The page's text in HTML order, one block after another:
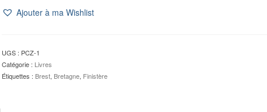
presqu'île
-
TOUDOUZE
-
Ajouter à ma Wishlist
UGS : PCZ-1
Catégorie : Livres
Étiquettes : Brest, Bretagne, Finistère